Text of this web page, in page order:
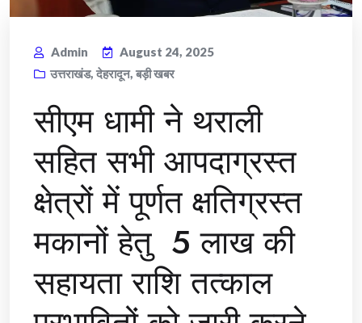
Admin
August 24, 2025
उत्तराखंड, देहरादून, बड़ी खबर
सीएम धामी ने थराली
सहित सभी आपदाग्रस्त
क्षेत्रों में पूर्णत क्षतिग्रस्त
मकानों हेतु 5 लाख की
सहायता राशि तत्काल